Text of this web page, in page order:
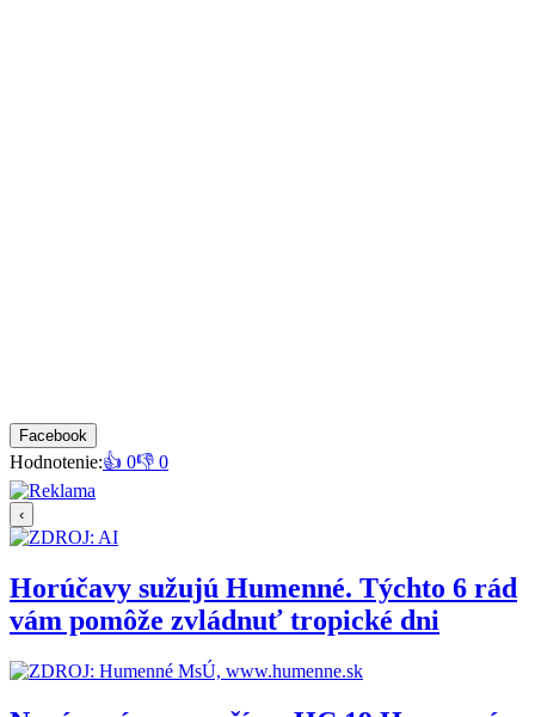
Facebook
Hodnotenie:👍 0👎 0
‹
Horúčavy sužujú Humenné. Týchto 6 rád
vám pomôže zvládnuť tropické dni